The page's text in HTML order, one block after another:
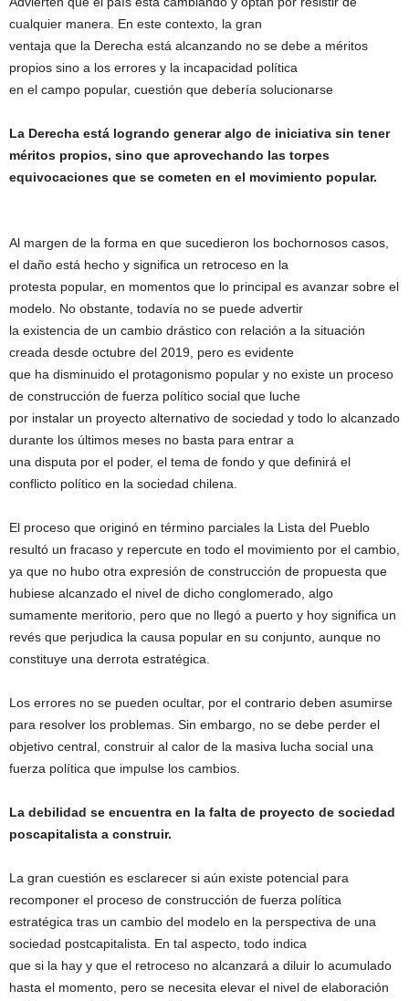
cualquier manera. En este contexto, la gran
ventaja que la Derecha está alcanzando no se debe a méritos
propios sino a los errores y la incapacidad política
en el campo popular, cuestión que debería solucionarse
La Derecha está logrando generar algo de iniciativa sin tener
méritos propios, sino que aprovechando las torpes
equivocaciones que se cometen en el movimiento popular.
Al margen de la forma en que sucedieron los bochornosos casos,
el daño está hecho y significa un retroceso en la
protesta popular, en momentos que lo principal es avanzar sobre el
modelo. No obstante, todavía no se puede advertir
la existencia de un cambio drástico con relación a la situación
creada desde octubre del 2019, pero es evidente
que ha disminuido el protagonismo popular y no existe un proceso
de construcción de fuerza político social que luche
por instalar un proyecto alternativo de sociedad y todo lo alcanzado
durante los últimos meses no basta para entrar a
una disputa por el poder, el tema de fondo y que definirá el
conflicto político en la sociedad chilena.
El proceso que originó en término parciales la Lista del Pueblo
resultó un fracaso y repercute en todo el movimiento por el cambio,
ya que no hubo otra expresión de construcción de propuesta que
hubiese alcanzado el nivel de dicho conglomerado, algo
sumamente meritorio, pero que no llegó a puerto y hoy significa un
revés que perjudica la causa popular en su conjunto, aunque no
constituye una derrota estratégica.
Los errores no se pueden ocultar, por el contrario deben asumirse
para resolver los problemas. Sin embargo, no se debe perder el
objetivo central, construir al calor de la masiva lucha social una
fuerza política que impulse los cambios.
La debilidad se encuentra en la falta de proyecto de sociedad
poscapitalista a construir.
La gran cuestión es esclarecer si aún existe potencial para
recomponer el proceso de construcción de fuerza política
estratégica tras un cambio del modelo en la perspectiva de una
sociedad postcapitalista. En tal aspecto, todo indica
que si la hay y que el retroceso no alcanzará a diluir lo acumulado
hasta el momento, pero se necesita elevar el nivel de elaboración